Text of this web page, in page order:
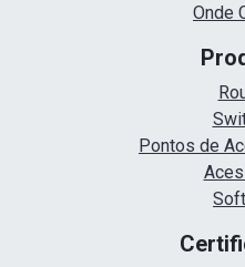
Onde
Pontos de